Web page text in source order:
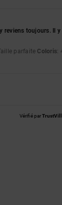
reviens toujours. Il
parfaite Coloris:
Vérifié par